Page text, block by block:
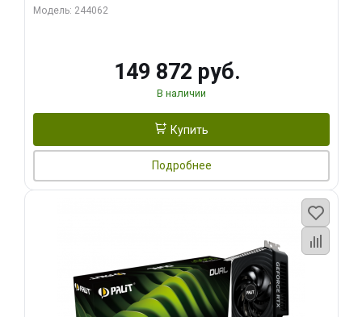
Модель: 244062
149 872 руб.
В наличии
Купить
Подробнее